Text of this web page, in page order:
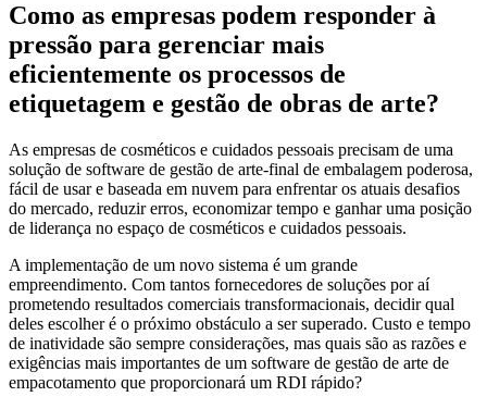
Como as empresas podem responder à
pressão para gerenciar mais
eficientemente os processos de
etiquetagem e gestão de obras de arte?
As empresas de cosméticos e cuidados pessoais precisam de uma
solução de software de gestão de arte-final de embalagem poderosa,
fácil de usar e baseada em nuvem para enfrentar os atuais desafios
do mercado, reduzir erros, economizar tempo e ganhar uma posição
de liderança no espaço de cosméticos e cuidados pessoais.
A implementação de um novo sistema é um grande
empreendimento. Com tantos fornecedores de soluções por aí
prometendo resultados comerciais transformacionais, decidir qual
deles escolher é o próximo obstáculo a ser superado. Custo e tempo
de inatividade são sempre considerações, mas quais são as razões e
exigências mais importantes de um software de gestão de arte de
empacotamento que proporcionará um RDI rápido?